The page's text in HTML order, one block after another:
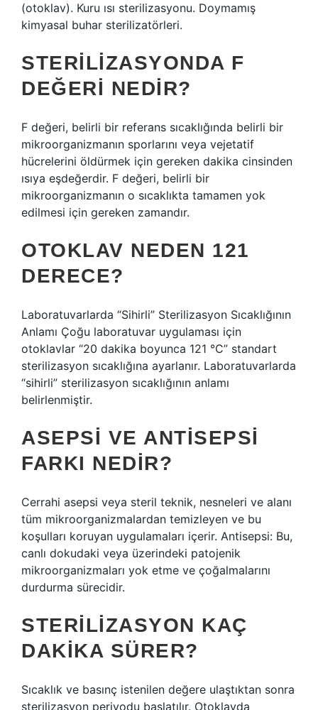
(otoklav). Kuru ısı sterilizasyonu. Doymamış
kimyasal buhar sterilizatörleri.
STERILIZASYONDA F
DEĞERI NEDIR?
F değeri, belirli bir referans sıcaklığında belirli bir
mikroorganizmanın sporlarını veya vejetatif
hücrelerini öldürmek için gereken dakika cinsinden
ısıya eşdeğerdir. F değeri, belirli bir
mikroorganizmanın o sıcaklıkta tamamen yok
edilmesi için gereken zamandır.
OTOKLAV NEDEN 121
DERECE?
Laboratuvarlarda “Sihirli” Sterilizasyon Sıcaklığının
Anlamı Çoğu laboratuvar uygulaması için
otoklavlar “20 dakika boyunca 121 °C” standart
sterilizasyon sıcaklığına ayarlanır. Laboratuvarlarda
“sihirli” sterilizasyon sıcaklığının anlamı
belirlenmiştir.
ASEPSI VE ANTISEPSI
FARKI NEDIR?
Cerrahi asepsi veya steril teknik, nesneleri ve alanı
tüm mikroorganizmalardan temizleyen ve bu
koşulları koruyan uygulamaları içerir. Antisepsi: Bu,
canlı dokudaki veya üzerindeki patojenik
mikroorganizmaları yok etme ve çoğalmalarını
durdurma sürecidir.
STERILIZASYON KAÇ
DAKIKA SÜRER?
Sıcaklık ve basınç istenilen değere ulaştıktan sonra
sterilizasyon periyodu başlatılır. Otoklavda